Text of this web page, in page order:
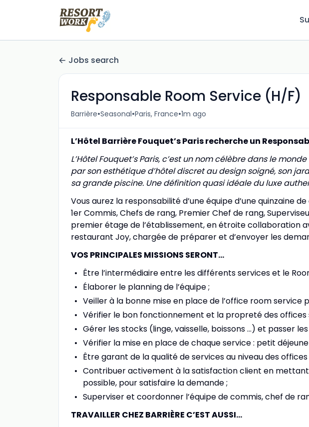
Jobs search
Responsable Room Service (H/F)
Barrière•Seasonal•Paris, France•1m ago
L’Hôtel Barrière Fouquet’s Paris recherche un
L’Hôtel Fouquet’s Paris, c’est un nom célèbre dans le
par son esthétique d’hôtel discret au design soigné, son
sa grande piscine. Une définition quasi idéale du luxe
Vous aurez la responsabilité d’une équipe d’une quinzaine
1er Commis, Chefs de rang, Premier Chef de rang,
premier étage de l’établissement, en étroite collaboration
restaurant Joy, chargée de préparer et d’envoyer les
VOS PRINCIPALES MISSIONS SERONT…
Être l’intermédiaire entre les différents services et le
Élaborer le planning de l’équipe ;
Veiller à la bonne mise en place de l’office room service
Vérifier le bon fonctionnement et la propreté des offices
Gérer les stocks (linge, vaisselle, boissons …) et passer
Vérifier la mise en place de chaque service : petit
Être garant de la qualité de services au niveau des
Contribuer activement à la satisfaction client en
possible, pour satisfaire la demande ;
Superviser et coordonner l’équipe de commis, chef de
TRAVAILLER CHEZ BARRIÈRE C’EST AUSSI…